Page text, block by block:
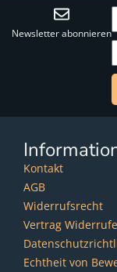
Newsletter abonnieren
Kontakt
AGB
Widerrufsrecht
Vertrag
Echtheit von